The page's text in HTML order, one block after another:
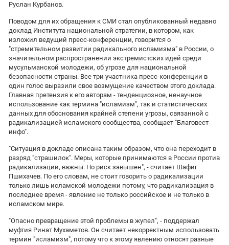
СКФО
Ставропольский край
Чечня
Южная Осетия
Южный Кавказ
ЮФО
Руслан Курбанов.
Поводом для их обращения к СМИ стал опубликованный недавно
доклад Института национальной стратегии, в котором, как
изложил ведущий пресс-конференции, говорится о
"стремительном развитии радикального исламизма" в России, о
значительном распространении экстремистских идей среди
мусульманской молодежи, об угрозе для национальной
безопасности страны. Все три участника пресс-конференции в
один голос выразили свое возмущение качеством этого доклада.
Главная претензия к его авторам - тенденциозное, ненаучное
использование как термина "исламизм", так и статистических
данных для обоснования крайней степени угрозы, связанной с
радикализацией исламского сообщества, сообщает "Благовест-
инфо".
"Ситуация в докладе описана таким образом, что она переходит в
разряд "страшилок". Меры, которые принимаются в России против
радикализации, важны. Но риск завышен", - считает Шафиг
Пшихачев. По его словам, не стоит говорить о радикализации
только лишь исламской молодежи потому, что радикализация в
последнее время - явление не только российское и не только в
исламском мире.
"Опасно превращение этой проблемы в жупел", - поддержал
муфтия Ринат Мухаметов. Он считает некорректным использовать
термин "исламизм", потому что к этому явлению относят разные